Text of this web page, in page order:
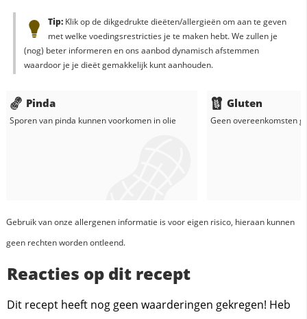
Tip:Klik op de dikgedrukte dieëten/allergieën om aan te geven
met welke voedingsrestricties je te maken hebt. We zullen je
(nog) beter informeren en ons aanbod dynamisch afstemmen
waardoor je je dieët gemakkelijk kunt aanhouden.
Pinda
Sporen van pinda kunnen voorkomen inolie
Gluten
Geen overeenkomsten
Gebruik van onze allergenen informatie is voor eigen risico, hieraan kunnen
geen rechten worden ontleend.
Reacties op dit recept
Dit recept heeft nog geen waarderingen gekregen! Heb